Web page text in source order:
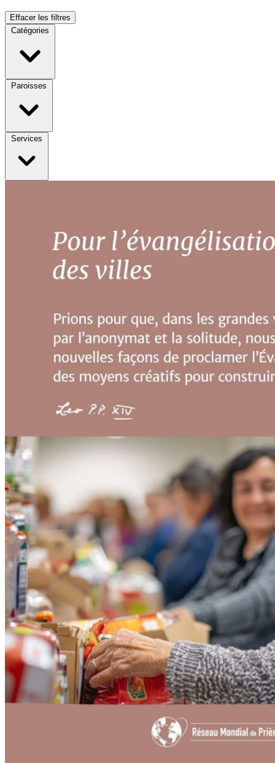
Effacer les filtres
Catégories
Paroisses
Services